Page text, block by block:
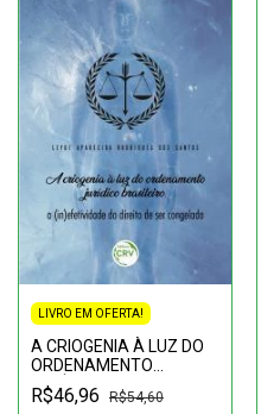
LIVRO EM OFERTA!
A CRIOGENIA À LUZ DO
ORDENAMENTO
JURÍDICO BRASILEIRO: a
(in)efetividade do direito
R$46,96 R$54,60